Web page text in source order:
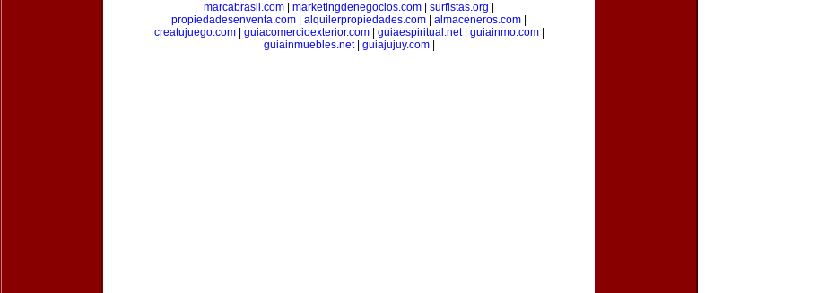
marcabrasil.com
marketingdenegocios.com surfistas.org
propiedadesenventa.com
alquilerpropiedades.com almaceneros.com
creatujuego.com| guiacomercioexterior.com| guiaespiritual.net| guiainmo.com|
guiainmuebles.net| guiajujuy.com|